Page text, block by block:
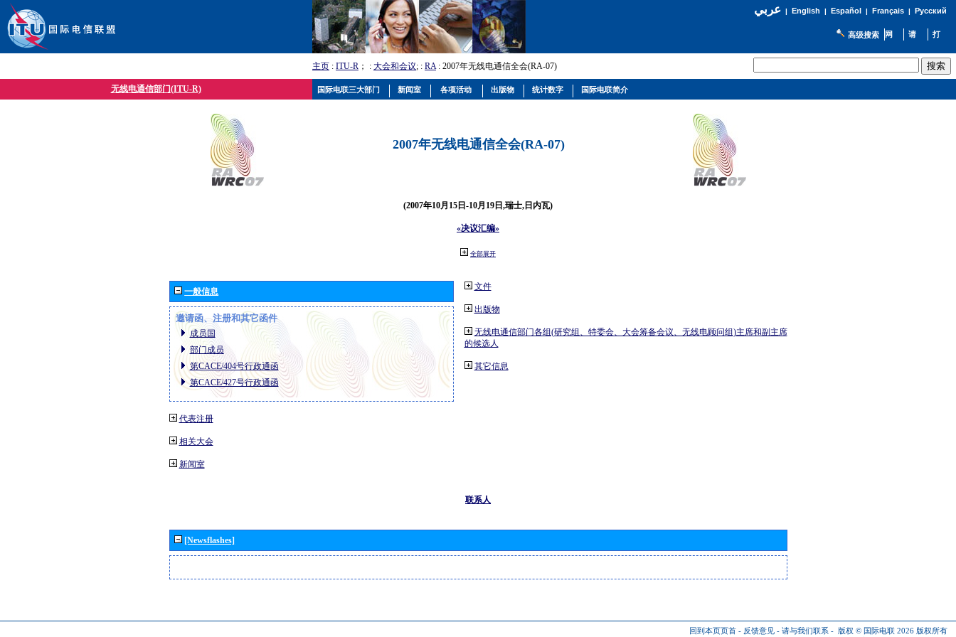
عربي| English | Español | Français| Русский
高级搜索
主页 : ITU-R ； : 大会和会议; : RA: 2007年无线电通信全会(RA-07)
无线电通信部门(ITU-R)
2007年无线电通信全会(RA-07)
(2007年10月15日-10月19日,瑞士,日内瓦)
«决议汇编»
全部展开
一般信息
邀请函、注册和其它函件
成员国
部门成员
第CACE/404号行政通函
第CACE/427号行政通函
代表注册
相关大会
新闻室
文件
出版物
无线电通信部门各组(研究组、特委会、大会筹备会议、无线电顾问组)主席和副主席
的候选人
其它信息
联系人
[Newsflashes]
回到本页页首 - 反馈意见 - 请与我们联系 - 版权 © 国际电联 2026 版权所有
国际电联三大部门 新闻室 各项活动 出版物 统计数字 国际电联简介